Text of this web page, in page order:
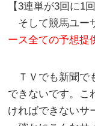
【3連単が3回に1
そして競馬ユー
ース全ての予想提
ＴＶでも新聞で
できないです。こ
ければできないサ